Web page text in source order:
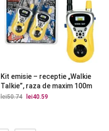
Kit emisie – receptie „Walkie
Talkie”, raza de maxim 100m
lei50.74
Prețul
lei40.59